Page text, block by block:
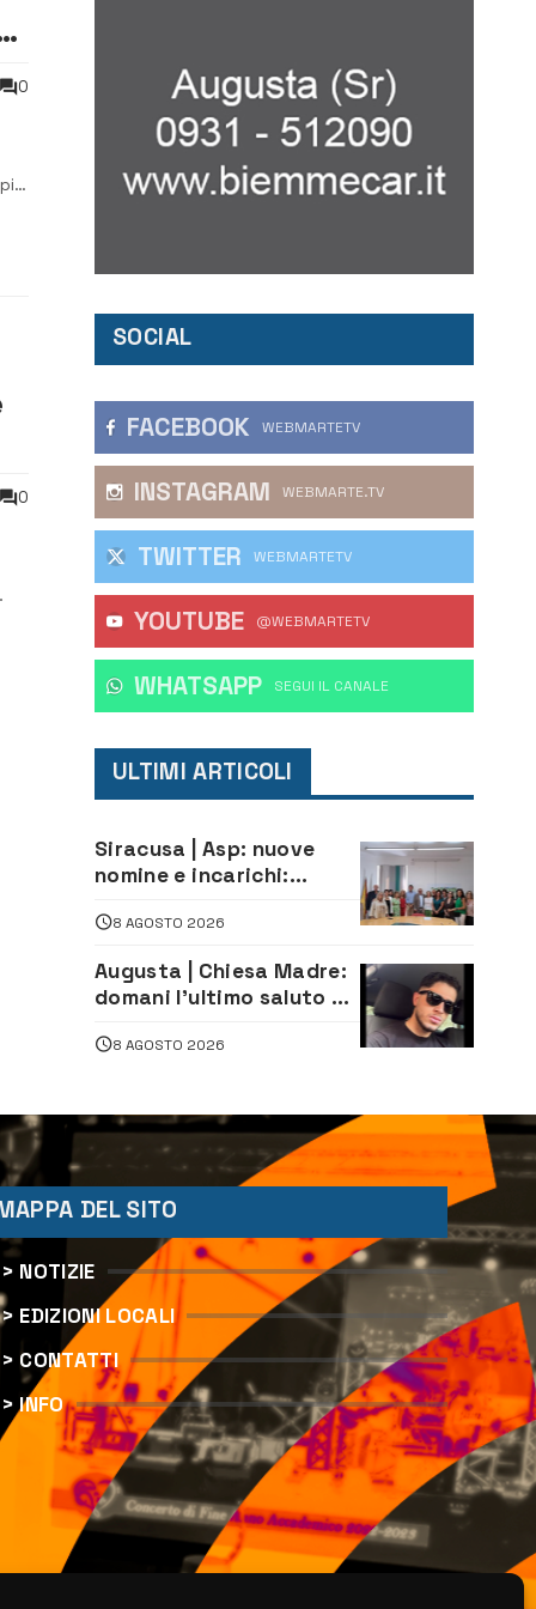
0
0
SOCIAL
FACEBOOK WEBMARTETV
INSTAGRAM WEBMARTE.TV
TWITTER WEBMARTETV
YOUTUBE @WEBMARTETV
WHATSAPP ‎SEGUI IL CANALE
ULTIMI ARTICOLI
Siracusa | Asp: nuove
nomine e incarichi:
di Sanità pubblica,
Matteliano al Servizio
Legale
8 AGOSTO 2026
Augusta | Chiesa Madre:
domani l’ultimo saluto ad
morto in un incidente
8 AGOSTO 2026
DEL SITO
> NOTIZIE
> EDIZIONI LOCALI
> CONTATTI
> INFO